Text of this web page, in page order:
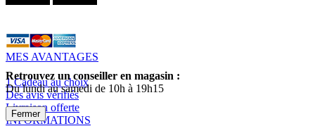
MES AVANTAGES
1 Cadeau au choix
Des avis vérifiés
Livraison offerte
INFORMATIONS
Retrouvez un conseiller en magasin :
Du lundi au samedi de 10h à 19h15
Fermer